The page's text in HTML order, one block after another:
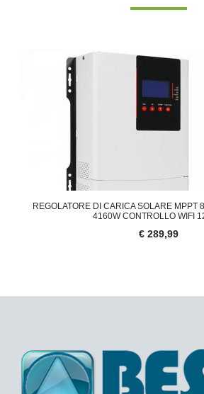
REGOLATORE DI CARICA SOLARE MPPT
4160W CONTROLLO WIFI
€ 289,99